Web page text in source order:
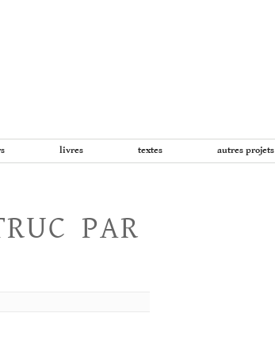
livres textes autres projets
PAR